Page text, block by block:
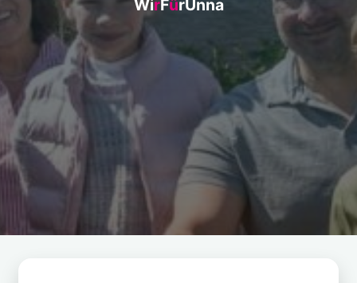
Wir
rFü
ürUnna